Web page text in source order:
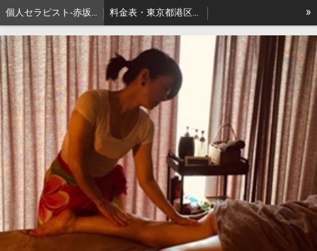
個人セラピスト-赤坂､出張リンパマッサージはアロマセジュール東京 料金表・東京都港区－本格派出張アロマオイルマッサージはセジュールへ
セジュールオーナーセラピスト健康ブログ
»